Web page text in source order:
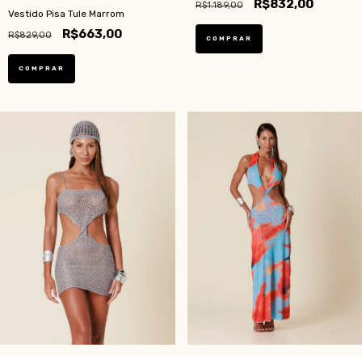
Vestido Pisa Tule Marrom
R$829,00 R$663,00
COMPRAR
R$1.189,00 R$832,00
COMPRAR